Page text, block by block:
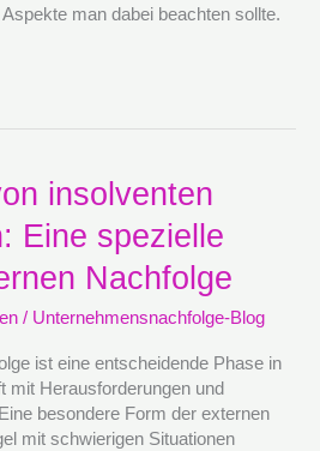
man dabei beachten sollte.
insolventen
Eine spezielle
Nachfolge
/ Unternehmensnachfolge-Blog
ist eine entscheidende Phase in
mit Herausforderungen und
besondere Form der externen
mit schwierigen Situationen